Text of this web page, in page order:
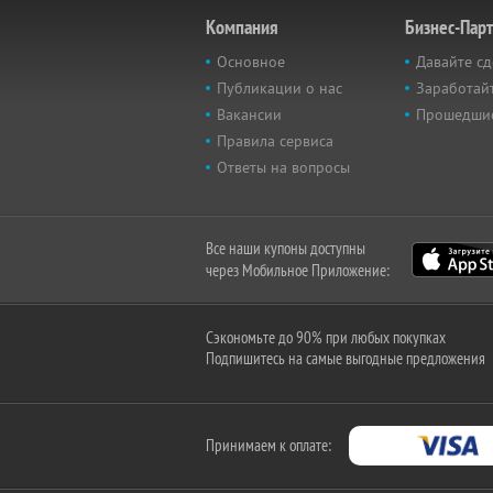
Компания
Основное
Публикации о нас
Вакансии
Правила сервиса
Ответы на вопросы
Бизнес-
Давайте
Все наши купоны доступны
через Мобильное Приложение:
Сэкономьте до 90% при любых покупках
Подпишитесь на самые выгодные предложения
Принимаем к оплате: